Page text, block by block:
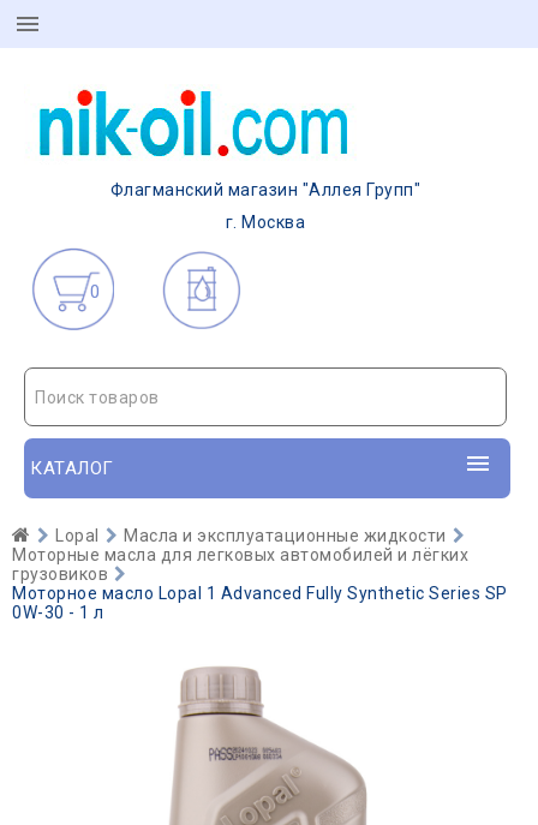
Флагманский магазин "Аллея Групп"
г. Москва
0
Поиск товаров
КАТАЛОГ
Lopal
Масла и эксплуатационные жидкости
Моторные масла для легковых автомобилей и лёгких
грузовиков
Моторное масло Lopal 1 Advanced Fully Synthetic Series SP
0W-30 - 1 л